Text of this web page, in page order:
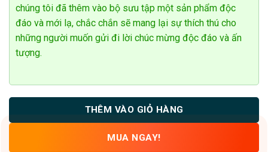
chúng tôi đã thêm vào bộ sưu tập một sản phẩm độc
đáo và mới lạ, chắc chắn sẽ mang lại sự thích thú cho
những người muốn gửi đi lời chúc mừng độc đáo và ấn
tượng.
THÊM VÀO GIỎ HÀNG
MUA NGAY!
Tran Tham
Đặt hàng thành công
23phút trước